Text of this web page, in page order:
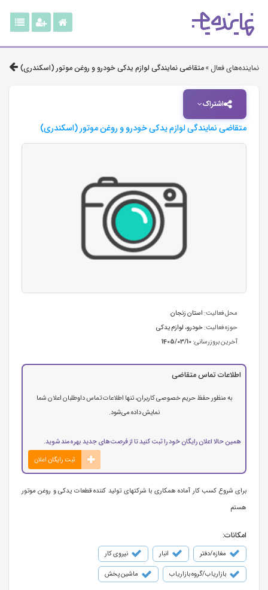
نماینده‌های فعال »متقاضی نمایندگی لوازم یدکی خودرو و روغن موتور (اسکندری)
اشتراک
متقاضی نمایندگی لوازم یدکی خودرو و روغن موتور (اسکندری)
محل فعالیت: استان زنجان
حوزه فعالیت:خودرو، لوازم یدکی
آخرین بروزرسانی:1405/03/10
اطلاعات تماس متقاضی
به منظور حفظ حریم خصوصی کاربران، تنها اطلاعات تماس داوطلبان اعلان شما
نمایش داده می‌شود.
همین حالا اعلان رایگان خود را ثبت کنید تا از فرصت‌های جدید بهره‌مند شوید.
ثبت رایگان اعلان
برای شروع کسب کار آماده همکاری با شرکتهای تولید کننده قطعات یدکی و روغن موتور
هستم
امکانات:
مغازه/دفتر انبار نیروی کار
بازاریاب/گروه بازاریاب ماشین پخش